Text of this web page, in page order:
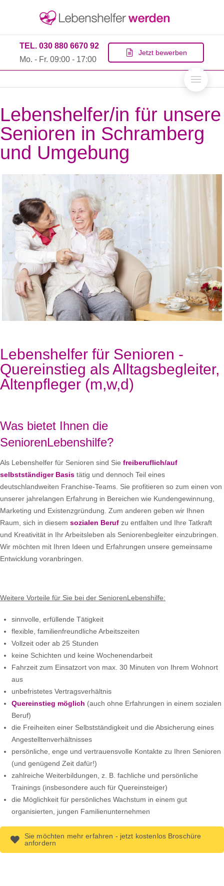
TEL. 030 880 6670 92
Mo. - Fr. 09:00 - 17:00
Jetzt bewerben
Lebenshelfer/in für unsere
Senioren in Schramberg
und Umgebung
Lebenshelfer für Senioren -
Quereinstieg als Alltagsbegleiter,
Altenpfleger (m,w,d)
Was bietet Ihnen die
SeniorenLebenshilfe?
Als Lebenshelfer für Senioren sind Sie freiberuflich/auf
selbstständiger Basis tätig und dennoch Teil eines
deutschlandweiten Franchise-Teams. Sie profitieren so zum einen von
unserer jahrelangen Erfahrung in Bereichen wie Kundengewinnung,
Marketing und Existenzgründung. Zum anderen geben wir Ihnen
Raum, sich in diesem sozialen Beruf zu entfalten und Ihre Tatkraft
und Kreativität in Ihr Arbeitsleben als Seniorenbegleiter einzubringen.
Wir möchten mit Ihren Ideen und Erfahrungen unsere gemeinsame
Entwicklung voranbringen.
Weitere Vorteile für Sie bei der SeniorenLebenshilfe:
sinnvolle, erfüllende Tätigkeit
flexible, familienfreundliche Arbeitszeiten
Vollzeit oder ab 25 Stunden
keine Schichten und keine Wochenendarbeit
Fahrzeit zum Einsatzort von max. 30 Minuten von Ihrem Wohnort
aus
unbefristetes Vertragsverhältnis
Quereinstieg möglich (auch ohne Erfahrungen in einem sozialen
Beruf)
die Freiheiten einer Selbstständigkeit und die Absicherung eines
Angestelltenverhältnisses
persönliche, enge und vertrauensvolle Kontakte zu Ihren Senioren
(und genügend Zeit dafür!)
zahlreiche Weiterbildungen, z. B. fachliche und persönliche
Trainings (insbesondere auch für Quereinsteiger)
die Möglichkeit für persönliches Wachstum in einem gut
organisierten, jungen Familienunternehmen
Sie möchten mehr erfahren - jetzt kostenlos Broschüre
anfordern